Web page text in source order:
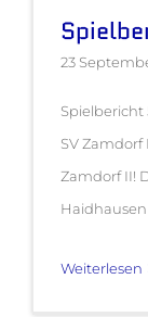
23
Spielbericht
SV
Zamdorf II!
Haidhausen
Weiterlesen